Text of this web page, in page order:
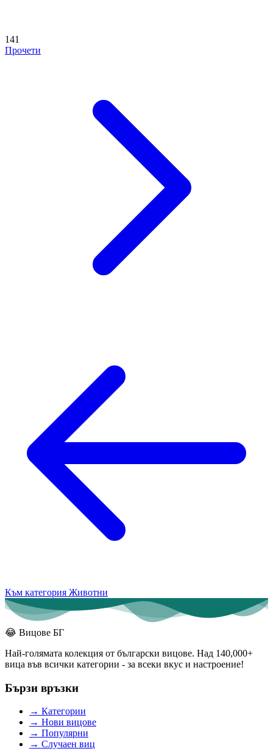
141
Прочети
Към категория Животни
😂 Вицове БГ
Най-голямата колекция от български вицове. Над 140,000+
вица във всички категории - за всеки вкус и настроение!
Бързи връзки
→ Категории
→ Нови вицове
→ Популярни
→ Случаен виц